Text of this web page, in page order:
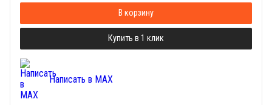
В корзину
Купить в 1 клик
Написать в MAX